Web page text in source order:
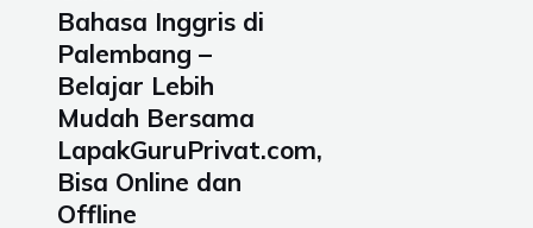
Bahasa Inggris di
Palembang –
Belajar Lebih
Mudah Bersama
LapakGuruPrivat.com,
Bisa Online dan
Offline